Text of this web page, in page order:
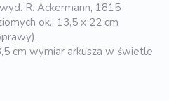
R. Ackermann, 1815
ok.: 13,5 x 22 cm
cm wymiar arkusza w świetle